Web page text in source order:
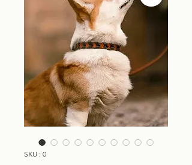
SKU : 0